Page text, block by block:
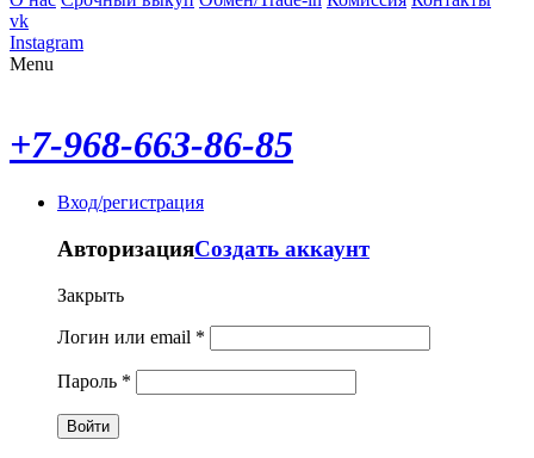
vk
Instagram
Menu
+7-968-663-86-85
Вход/регистрация
АвторизацияСоздать аккаунт
Закрыть
Логин или email *
Пароль *